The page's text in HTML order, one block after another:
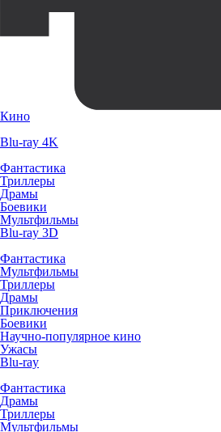
Кино
Blu-ray 4K
Фантастика
Триллеры
Драмы
Боевики
Мультфильмы
Blu-ray 3D
Фантастика
Мультфильмы
Триллеры
Драмы
Приключения
Боевики
Научно-популярное кино
Ужасы
Blu-ray
Фантастика
Драмы
Триллеры
Мультфильмы